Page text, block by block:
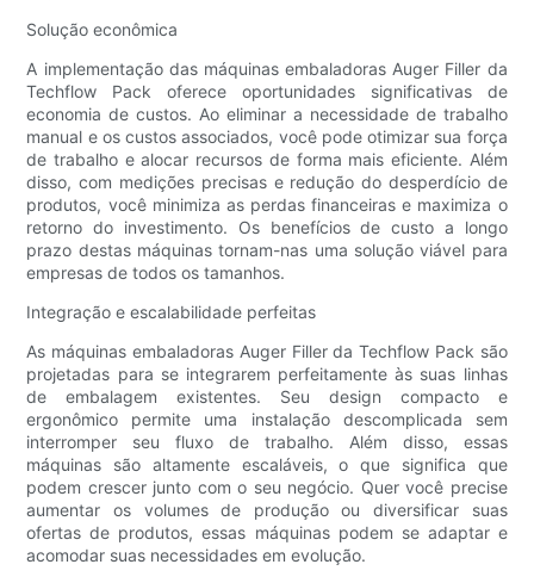
Solução econômica
A implementação das máquinas embaladoras Auger Filler da
Techflow Pack oferece oportunidades significativas de
economia de custos. Ao eliminar a necessidade de trabalho
manual e os custos associados, você pode otimizar sua força
de trabalho e alocar recursos de forma mais eficiente. Além
disso, com medições precisas e redução do desperdício de
produtos, você minimiza as perdas financeiras e maximiza o
retorno do investimento. Os benefícios de custo a longo
prazo destas máquinas tornam-nas uma solução viável para
empresas de todos os tamanhos.
Integração e escalabilidade perfeitas
As máquinas embaladoras Auger Filler da Techflow Pack são
projetadas para se integrarem perfeitamente às suas linhas
de embalagem existentes. Seu design compacto e
ergonômico permite uma instalação descomplicada sem
interromper seu fluxo de trabalho. Além disso, essas
máquinas são altamente escaláveis, o que significa que
podem crescer junto com o seu negócio. Quer você precise
aumentar os volumes de produção ou diversificar suas
ofertas de produtos, essas máquinas podem se adaptar e
acomodar suas necessidades em evolução.